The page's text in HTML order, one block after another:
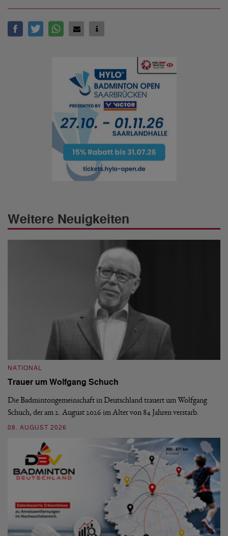
Weitere Neuigkeiten
NATIONAL
Trauer um Wolfgang Schuch
Die Badmintongemeinschaft in Deutschland trauert um Wolfgang
Schuch, der am 2. August 2026 im Alter von 84 Jahren verstarb.
08. AUGUST 2026